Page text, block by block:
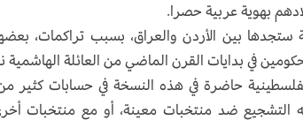
بهوية عربية حصرا.
ستجدها بين الأردن والعراق، بسبب تراكمات،
في بدايات القرن الماضي من العائلة الهاشمية
حاضرة في هذه النسخة في حسابات كثير
التشجيع ضد منتخبات معينة، أو مع منتخبات